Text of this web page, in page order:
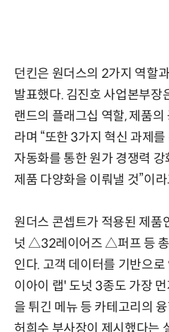
던킨은 원더스의 2가지 역할
발표했다. 김진호 사업본부장
랜드의 플래그십 역할, 제품의
라며 “또한 3가지 혁신 과제
자동화를 통한 원가 경쟁력
제품 다양화을 이뤄낼 것”이
원더스 콘셉트가 적용된 제
넛 △32레이어즈 △퍼프 등 총
인다. 고객 데이터를 기반으
이아이 랩' 도넛 3종도 가장
을 튀긴 메뉴 등 카테고리의
허희수 부사장이 제시했다는